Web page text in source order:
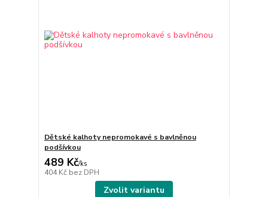
Dětské kalhoty nepromokavé s bavlněnou
podšívkou
489 Kč/ks
404 Kč bez DPH
Zvolit variantu